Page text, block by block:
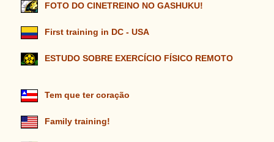
FOTO DO CINETREINO NO GASHUKU!
First training in DC - USA
ESTUDO SOBRE EXERCÍCIO FÍSICO REMOTO
Tem que ter coração
Family training!